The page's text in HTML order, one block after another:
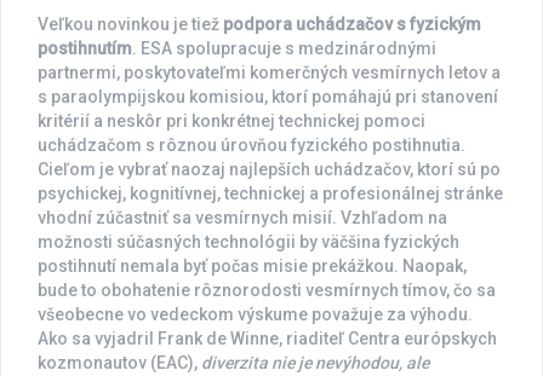
Veľkou novinkou je tiež podpora uchádzačov s fyzickým
postihnutím. ESA spolupracuje s medzinárodnými
partnermi, poskytovateľmi komerčných vesmírnych letov a
s paraolympijskou komisiou, ktorí pomáhajú pri stanovení
kritérií a neskôr pri konkrétnej technickej pomoci
uchádzačom s rôznou úrovňou fyzického postihnutia.
Cieľom je vybrať naozaj najlepších uchádzačov, ktorí sú po
psychickej, kognitívnej, technickej a profesionálnej stránke
vhodní zúčastniť sa vesmírnych misií. Vzhľadom na
možnosti súčasných technológii by väčšina fyzických
postihnutí nemala byť počas misie prekážkou. Naopak,
bude to obohatenie rôznorodosti vesmírnych tímov, čo sa
všeobecne vo vedeckom výskume považuje za výhodu.
Ako sa vyjadril Frank de Winne, riaditeľ Centra európskych
kozmonautov (EAC), diverzita nie je nevýhodou, ale